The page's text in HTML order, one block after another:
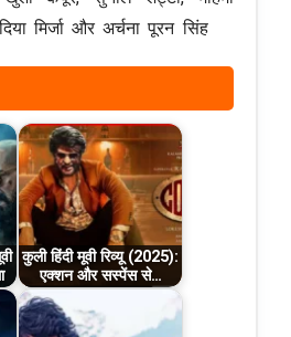
मिर्जा और अर्चना पूरन सिंह
कुली हिंदी मूवी रिव्यू (2025):
एक्शन और सस्पेंस से…